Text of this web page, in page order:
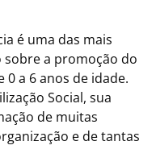
é uma das mais
a promoção do
a 6 anos de idade.
Social, sua
de muitas
e de tantas